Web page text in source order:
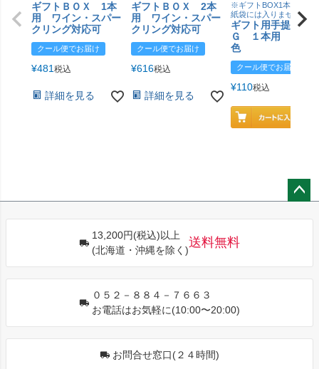
ギフトＢＯＸ 1本
用 ワイン・スパー
クリング対応可
クール便でお届け
¥481 税込
詳細を見る
ギフトＢＯＸ 2本
用 ワイン・スパー
クリング対応可
クール便でお届け
¥616税込
詳細を見る
※ギフトBOX1本用はこ
紙袋には入りません
ギフト用手提げＢ
Ｇ １本用 エン
色
クール便でお届け
¥110税込
13,200円(税込)以上
(北海道・沖縄を除く)
送料無料
０５２－８８４－７６６３
お電話はお気軽に(10:00〜20:00)
お問合せ窓口(２４時間)